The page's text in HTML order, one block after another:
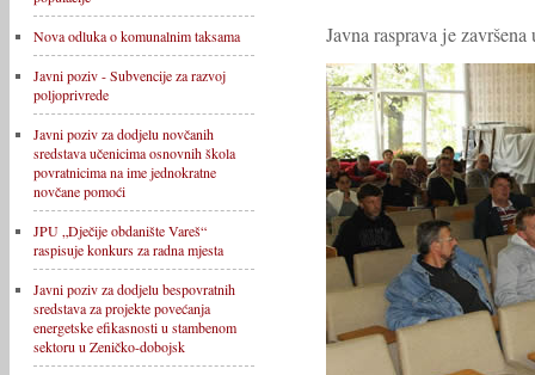
Nova odluka o komunalnim taksama
Javni poziv - Subvencije za razvoj
poljoprivrede
Javni poziv za dodjelu novčanih
sredstava učenicima osnovnih škola
povratnicima na ime jednokratne
novčane pomoći
JPU „Dječije obdanište Vareš“
raspisuje konkurs za radna mjesta
Javni poziv za dodjelu bespovratnih
sredstava za projekte povećanja
energetske efikasnosti u stambenom
sektoru u Zeničko-dobojsk
Javna rasprava je